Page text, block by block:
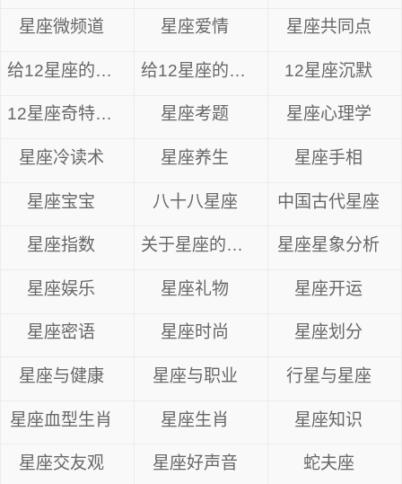
星座微频道 星座爱情 星座共同点
给12星座的忠告 给12星座的14句心里话 12星座沉默
12星座奇特眼神 星座考题 星座心理学
星座冷读术 星座养生 星座手相
星座宝宝 八十八星座 中国古代星座
星座指数 关于星座的资料 星座星象分析
星座娱乐 星座礼物 星座开运
星座密语 星座时尚 星座划分
星座与健康 星座与职业 行星与星座
星座血型生肖 星座生肖 星座知识
星座交友观 星座好声音 蛇夫座